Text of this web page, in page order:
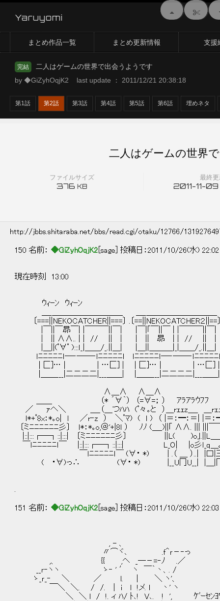
Yaruyomi
まとめ作品一覧 まとめ更新情報 支援
完結
二人はゲームの世界で出会うようです
by ◆GiZyhOqjK2 last update ： 2011/12/21 20:38:18
第1話 第2話 第3話 第4話 第5話 第6話 埋めネタ
ファイルサイズ
376 KB
最終
2011-11-
二人はゲームの世界
http://jbbs.shitaraba.net/bbs/read.cgi/otaku/12766/
150 名前： ◆GiZyhOqjK2 [sage] 投稿日：2011/10/26(水)
現在時刻 13:00
ｳｨｰﾝ ｳｨｰﾝ
〔===||NEKOCATCHER||===〕 .〔==||NEKOCATCHER２||==〕 |：
|￣||￣昴￣| |￣￣￣||￣| |￣|｢￣||￣ | |￣￣￣||￣| ＿＿_ |
| || ∧∧.. | | // || | | || 昴 | | // || | |両替|. |：
|＿||(ﾟ∀ﾟ ):::ｌ_|＿＿/_.||＿| |＿||＿＿＿|_|＿＿/_.||＿| |：：：
ｌﾆﾆﾆﾆﾆｌ―‐――‐ｌﾆﾆﾆﾆﾆｌ ｌﾆﾆﾆﾆﾆｌ―‐――‐ｌﾆﾆﾆﾆﾆ
| 匚]… | | …匚] | | 匚]… | | …匚] | ｢==== | |_
|＿＿___|二二二二|___＿＿| |＿＿___|二二二二|___＿＿| |_ｌ
∧＿∧ ∧＿∧ ﾊﾟﾗﾘﾗﾊﾟﾗ
＿＿ （* ´∀｀） （=∀=
／ ｧへ＼ ＿_（＿つﾊﾊ (ﾟ々｡と ）＿rｪｪz＿_ ＿rｪｪz
ｌ*+ﾟ8x：*｡o| ｌ ／r‐z ） ＼ﾟﾏ) ( ｌ ) （ |＝：━：＝| |＝：━
〔ミﾆﾆﾆﾆﾆﾆ彡〕 ｌ*：*｡o,＠'+|8ｌ ） ﾉﾉ (＿_)||｢ ∧∧. ||| |||
|::|:::┌─┐::|:::| 〔ミﾆﾆﾆﾆﾆﾆ彡〕 ||L( )o｣.||L＿＿_.
￣ｌﾆﾆﾆﾆﾆｌ￣ |::|:::┌─┐::|:::| L_O| |o彡ｌ_q＿｡｡｡__」
￣ｌﾆﾆﾆﾆﾆｌ￣ (∀・ *) | .（ ＿ ）..| |口|三|
( ・∀)っ∴ (∀・ *) |__U冂U__| |＿|冂|＿| |
151 名前： ◆GiZyhOqjK2 [sage] 投稿日：2011/10/26(水)
, - 、
〃⌒ヾ､ .ｆ＾ｒ－‐っ
,、 {{ ,ヘ _―－=‐ﾉ .／
__ｒ‐ヽヽ ゝ‐ ' ′ ヽ ￣｀丶、. /
ゝ_ｒ_‐ ＼ ／ l. | ＼ ヽ'、
￣＼ ＼. / /. | i l !メ. ｌ 丶' ヽ
＼ ＼ l / !. ィ ﾊ/ ﾄ､! V､. ! ', ｹﾞｰｾﾝﾖﾜﾀ